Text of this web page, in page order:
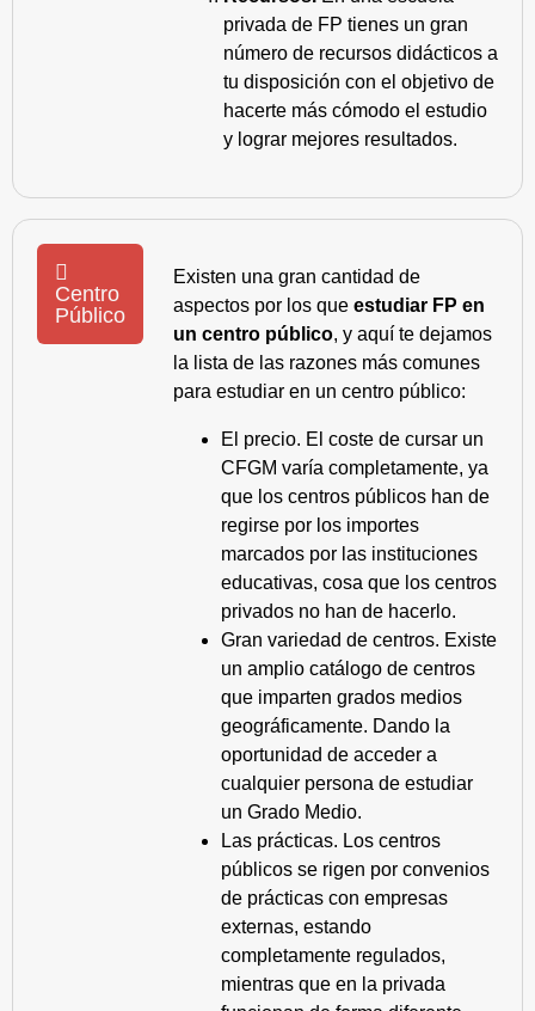
privada de FP tienes un gran
número de recursos didácticos a
tu disposición con el objetivo de
hacerte más cómodo el estudio
y lograr mejores resultados.
Centro
Público
Existen una gran cantidad de
aspectos por los que estudiar FP en
un centro público, y aquí te dejamos
la lista de las razones más comunes
para estudiar en un centro público:
El precio. El coste de cursar un
CFGM varía completamente, ya
que los centros públicos han de
regirse por los importes
marcados por las instituciones
educativas, cosa que los centros
privados no han de hacerlo.
Gran variedad de centros. Existe
un amplio catálogo de centros
que imparten grados medios
geográficamente. Dando la
oportunidad de acceder a
cualquier persona de estudiar
un Grado Medio.
Las prácticas. Los centros
públicos se rigen por convenios
de prácticas con empresas
externas, estando
completamente regulados,
mientras que en la privada